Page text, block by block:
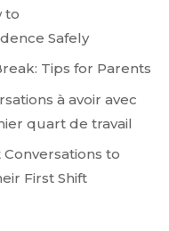
to
Safely
Tips for Parents
à avoir avec
quart de travail
to
First Shift